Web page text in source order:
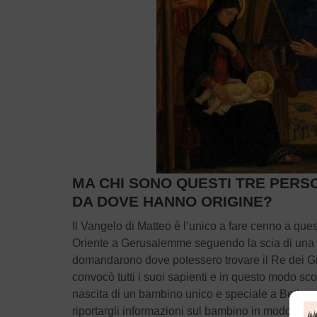
MA CHI SONO QUESTI TRE
DA DOVE HANNO ORIGINE?
Il Vangelo di Matteo è l’unico a fare cenno a
Oriente a Gerusalemme seguendo la scia di
domandarono dove potessero trovare il Re dei
convocò tutti i suoi sapienti e in questo modo
nascita di un bambino unico e speciale a
riportargli informazioni sul bambino in modo